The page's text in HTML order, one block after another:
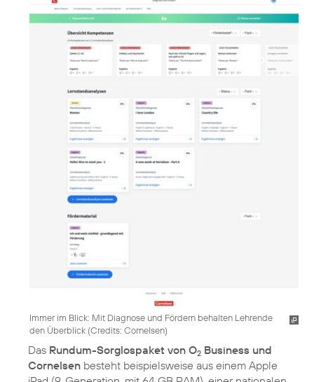
Immer im Blick: Mit Diagnose und Fördern behalten Lehrende
den Überblick (Credits: Cornelsen)
Das Rundum-Sorglospaket von O2 Business und
Cornelsen besteht beispielsweise aus einem Apple